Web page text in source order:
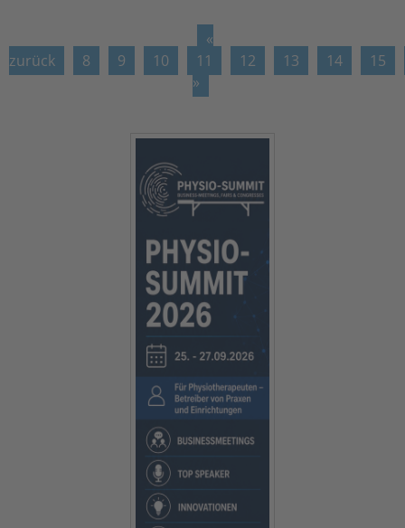
«
zurück
8 9 10 11 12 13 14
15
»